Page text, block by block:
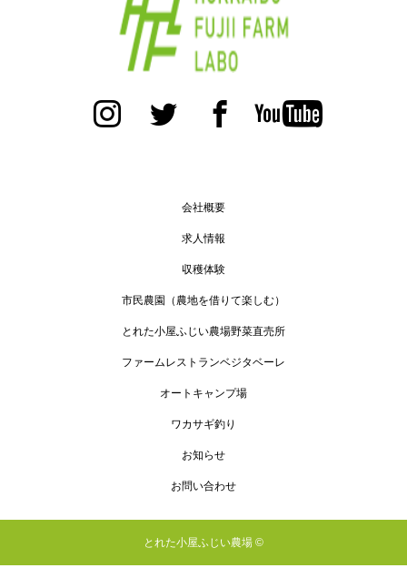
会社概要
求人情報
収穫体験
市民農園（農地を借りて楽しむ）
とれた小屋ふじい農場野菜直売所
ファームレストランベジタベーレ
オートキャンプ場
ワカサギ釣り
お知らせ
お問い合わせ
とれた小屋ふじい農場 ©